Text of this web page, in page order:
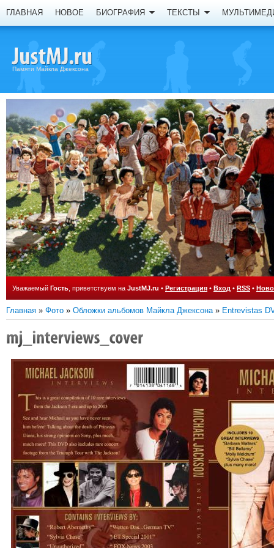
ГЛАВНАЯ НОВОЕ БИОГРАФИЯ ТЕКСТЫ
Памяти Майкла Джексона
Уважаемый Гость , приветствуем на JustMJ.ru • Регистрация • Вход • RSS •
Главная » Фото » Обложки альбомов Майкла Джексона» Entrevistas